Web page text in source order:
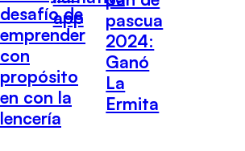
desafío de
emprender
con
propósito
en con la
lencería
app
pascua
2024:
Ganó
La
Ermita